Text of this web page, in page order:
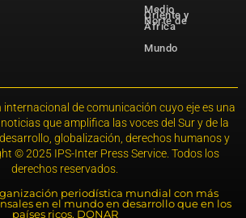
Medio
Oriente y
Norte de
África
Mundo
internacional de comunicación cuyo eje es una
que amplifica las voces del Sur y de la
globalización, derechos humanos y
© 2025 IPS-Inter Press Service. Todos los
derechos reservados.
periodística mundial con más
en el mundo en desarrollo que en los
países ricos. DONAR